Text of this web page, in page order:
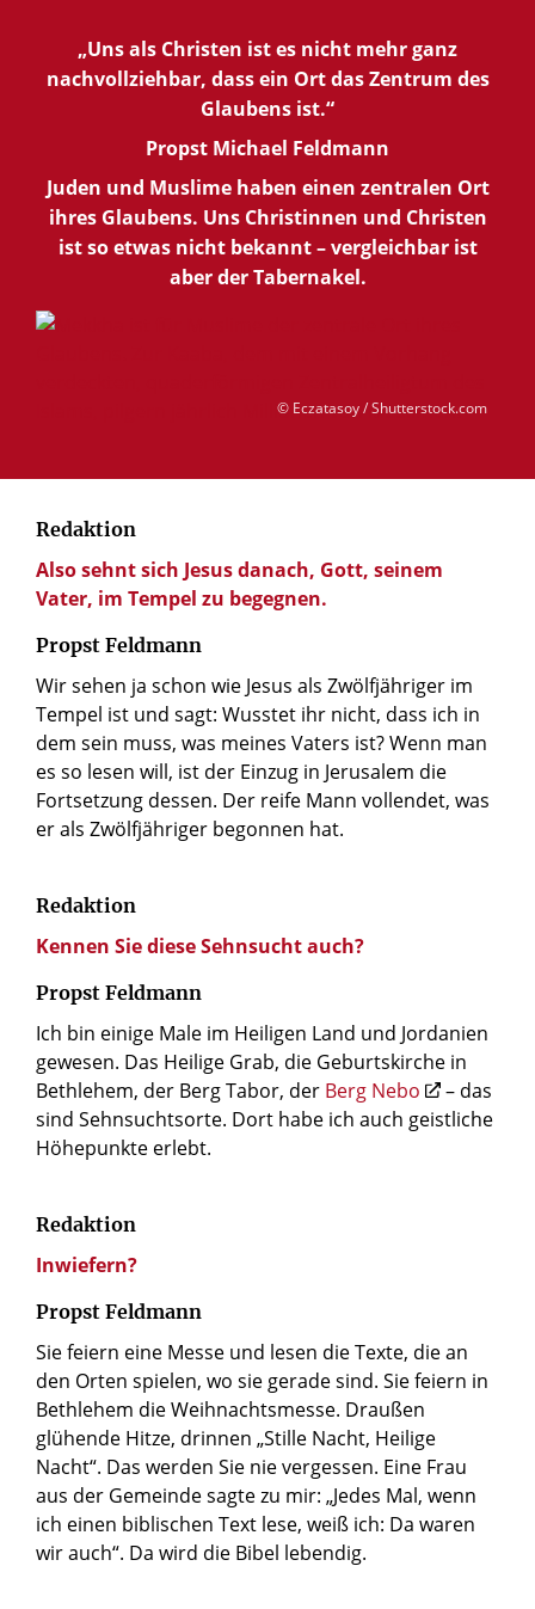
© Eczatasoy / Shutterstock.com
„Uns als Christen ist es nicht mehr ganz
nachvollziehbar, dass ein Ort das Zentrum des
Glaubens ist.“
Propst Michael Feldmann
Juden und Muslime haben einen zentralen Ort
ihres Glaubens. Uns Christinnen und Christen
ist so etwas nicht bekannt – vergleichbar ist
aber der Tabernakel.
Redaktion
Also sehnt sich Jesus danach, Gott, seinem
Vater, im Tempel zu begegnen.
Propst Feldmann
Wir sehen ja schon wie Jesus als Zwölfjähriger im
Tempel ist und sagt: Wusstet ihr nicht, dass ich in
dem sein muss, was meines Vaters ist? Wenn man
es so lesen will, ist der Einzug in Jerusalem die
Fortsetzung dessen. Der reife Mann vollendet, was
er als Zwölfjähriger begonnen hat.
Redaktion
Kennen Sie diese Sehnsucht auch?
Propst Feldmann
Ich bin einige Male im Heiligen Land und Jordanien
gewesen. Das Heilige Grab, die Geburtskirche in
Bethlehem, der Berg Tabor, der Berg Nebo
– das
sind Sehnsuchtsorte. Dort habe ich auch geistliche
Höhepunkte erlebt.
Redaktion
Inwiefern?
Propst Feldmann
Sie feiern eine Messe und lesen die Texte, die an
den Orten spielen, wo sie gerade sind. Sie feiern in
Bethlehem die Weihnachtsmesse. Draußen
glühende Hitze, drinnen „Stille Nacht, Heilige
Nacht“. Das werden Sie nie vergessen. Eine Frau
aus der Gemeinde sagte zu mir: „Jedes Mal, wenn
ich einen biblischen Text lese, weiß ich: Da waren
wir auch“. Da wird die Bibel lebendig.